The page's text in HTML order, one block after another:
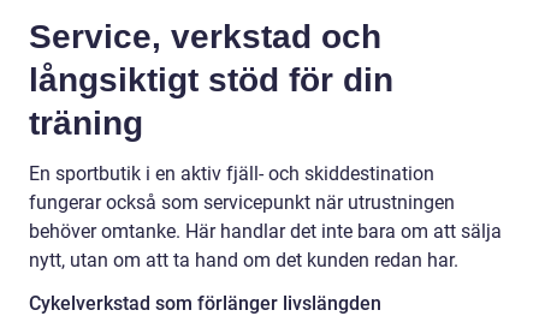
Service, verkstad och
långsiktigt stöd för din
träning
En sportbutik i en aktiv fjäll- och skiddestination
fungerar också som servicepunkt när utrustningen
behöver omtanke. Här handlar det inte bara om att sälja
nytt, utan om att ta hand om det kunden redan har.
Cykelverkstad som förlänger livslängden